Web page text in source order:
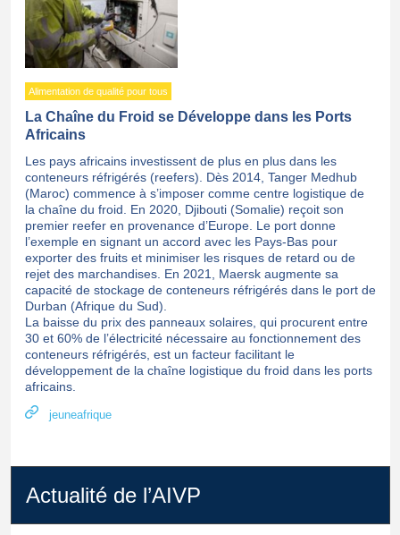
Alimentation de qualité pour tous
La Chaîne du Froid se Développe dans les Ports
Africains
Les pays africains investissent de plus en plus dans les
conteneurs réfrigérés (reefers). Dès 2014, Tanger Medhub
(Maroc) commence à s’imposer comme centre logistique de
la chaîne du froid. En 2020, Djibouti (Somalie) reçoit son
premier reefer en provenance d’Europe. Le port donne
l’exemple en signant un accord avec les Pays-Bas pour
exporter des fruits et minimiser les risques de retard ou de
rejet des marchandises. En 2021, Maersk augmente sa
capacité de stockage de conteneurs réfrigérés dans le port de
Durban (Afrique du Sud).
La baisse du prix des panneaux solaires, qui procurent entre
30 et 60% de l’électricité nécessaire au fonctionnement des
conteneurs réfrigérés, est un facteur facilitant le
développement de la chaîne logistique du froid dans les ports
africains.
jeuneafrique
Actualité de l’AIVP